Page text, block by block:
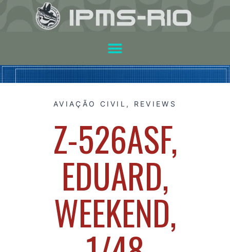
AVIAÇÃO CIVIL , REVIEWS
Z-526ASF,
EDUARD,
WEEKEND,